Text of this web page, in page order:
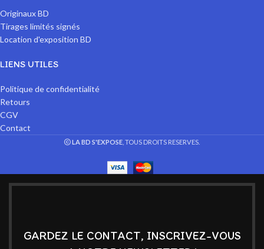
Originaux BD
Tirages limités signés
Location d'exposition BD
LIENS UTILES
Politique de confidentialité
Retours
CGV
Contact
LA BD S'EXPOSE , TOUS DROITS RESERVES.
GARDEZ LE CONTACT, INSCRIVEZ-VOUS